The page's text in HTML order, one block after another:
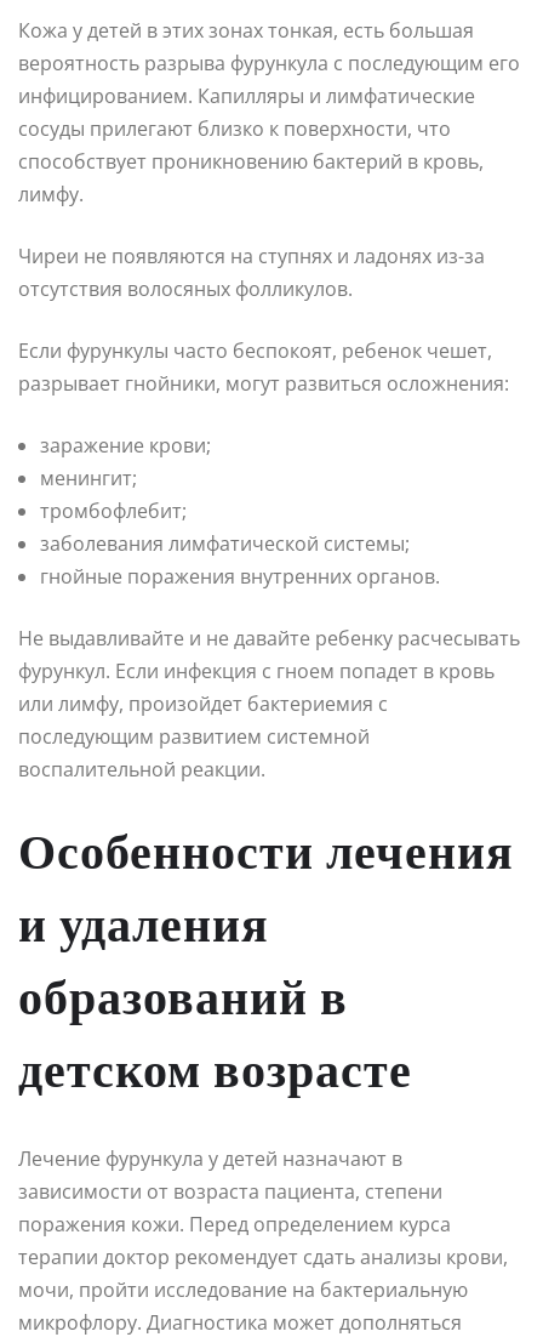
Кожа у детей в этих зонах тонкая, есть большая
вероятность разрыва фурункула с последующим его
инфицированием. Капилляры и лимфатические
сосуды прилегают близко к поверхности, что
способствует проникновению бактерий в кровь,
лимфу.
Чиреи не появляются на ступнях и ладонях из-за
отсутствия волосяных фолликулов.
Если фурункулы часто беспокоят, ребенок чешет,
разрывает гнойники, могут развиться осложнения:
заражение крови;
менингит;
тромбофлебит;
заболевания лимфатической системы;
гнойные поражения внутренних органов.
Не выдавливайте и не давайте ребенку расчесывать
фурункул. Если инфекция с гноем попадет в кровь
или лимфу, произойдет бактериемия с
последующим развитием системной
воспалительной реакции.
Особенности лечения
и удаления
образований в
детском возрасте
Лечение фурункула у детей назначают в
зависимости от возраста пациента, степени
поражения кожи. Перед определением курса
терапии доктор рекомендует сдать анализы крови,
мочи, пройти исследование на бактериальную
микрофлору. Диагностика может дополняться